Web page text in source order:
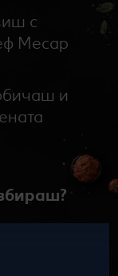
с
Месар
и